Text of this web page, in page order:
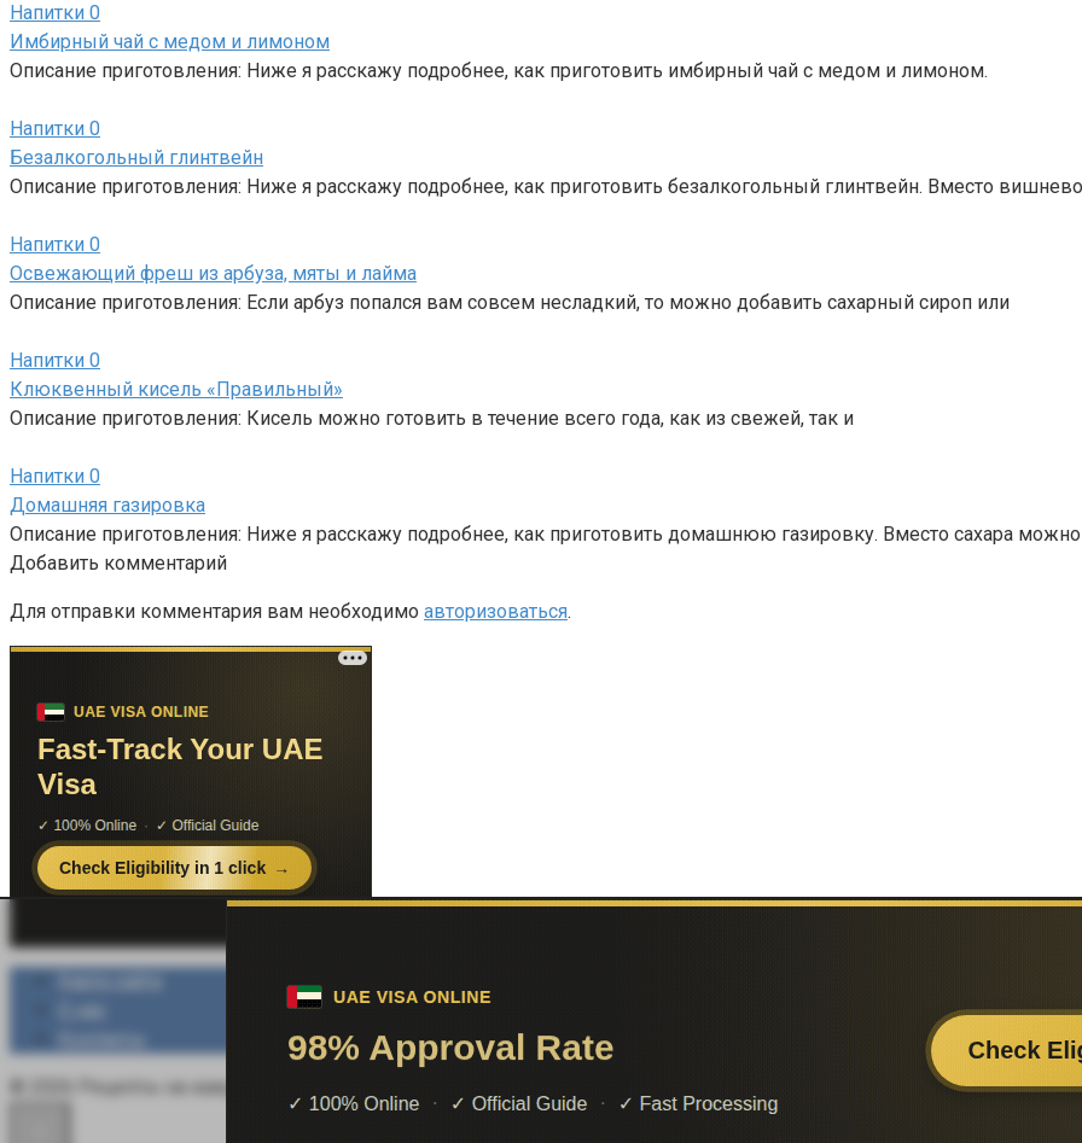
Напитки 0
Имбирный чай с медом и лимоном
Описание приготовления: Ниже я расскажу подробнее, как приготовить имбирный чай с медом и лимоном.
Напитки 0
Безалкогольный глинтвейн
Описание приготовления: Ниже я расскажу подробнее, как приготовить безалкогольный глинтвейн. Вместо
Напитки 0
Освежающий фреш из арбуза, мяты и лайма
Описание приготовления: Если арбуз попался вам совсем несладкий, то можно добавить сахарный сироп или
Напитки 0
Клюквенный кисель «Правильный»
Описание приготовления: Кисель можно готовить в течение всего года, как из свежей, так и
Напитки 0
Домашняя газировка
Описание приготовления: Ниже я расскажу подробнее, как приготовить домашнюю газировку. Вместо сахара можно
Добавить комментарий
Для отправки комментария вам необходимо авторизоваться.
О нас
Контакты
© 2026 Рецепты на каждый день